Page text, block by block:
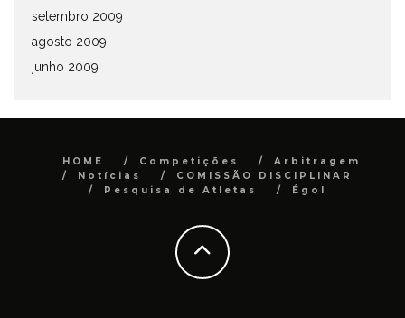
setembro 2009
agosto 2009
junho 2009
HOME Competições
Arbitragem
Notícias
COMISSÃO DISCIPLINAR
Pesquisa de Atletas
Égol